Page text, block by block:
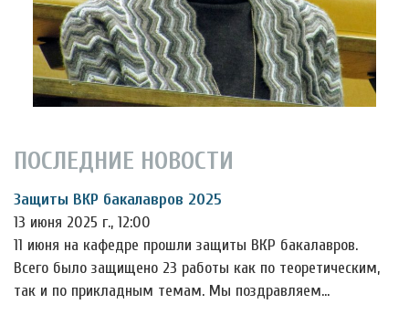
ПОСЛЕДНИЕ НОВОСТИ
Защиты ВКР бакалавров 2025
13 июня 2025 г., 12:00
11 июня на кафедре прошли защиты ВКР бакалавров.
Всего было защищено 23 работы как по теоретическим,
так и по прикладным темам. Мы поздравляем…